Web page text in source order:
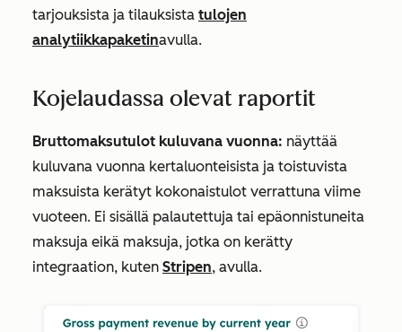
tarjouksista ja tilauksista tulojen
analytiikkapaketinavulla.
Kojelaudassa olevat raportit
Bruttomaksutulot kuluvana vuonna: näyttää
kuluvana vuonna kertaluonteisista ja toistuvista
maksuista kerätyt kokonaistulot verrattuna viime
vuoteen. Ei sisällä palautettuja tai epäonnistuneita
maksuja eikä maksuja, jotka on kerätty
integraation, kuten Stripen, avulla.